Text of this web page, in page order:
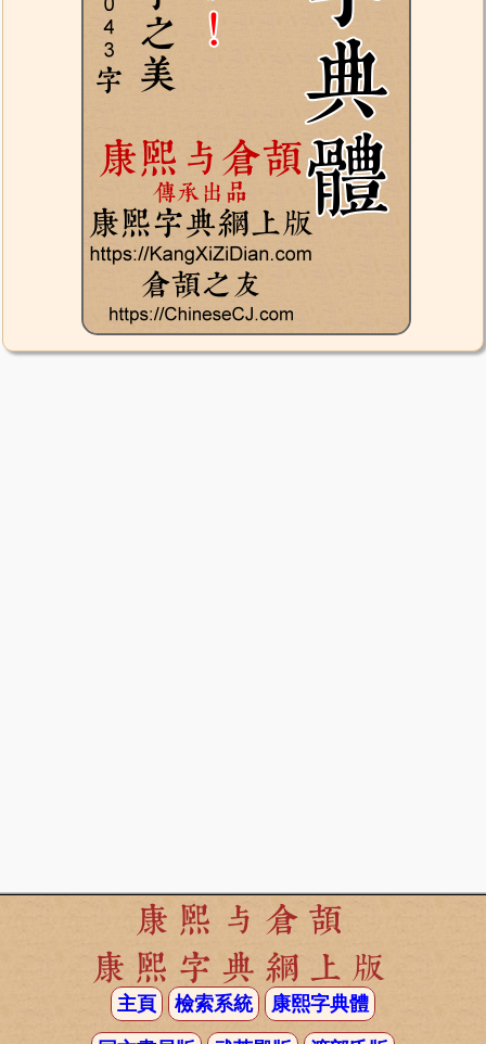
康熙与倉頡
康熙字典網上版
主頁 檢索系統 康熙字典體